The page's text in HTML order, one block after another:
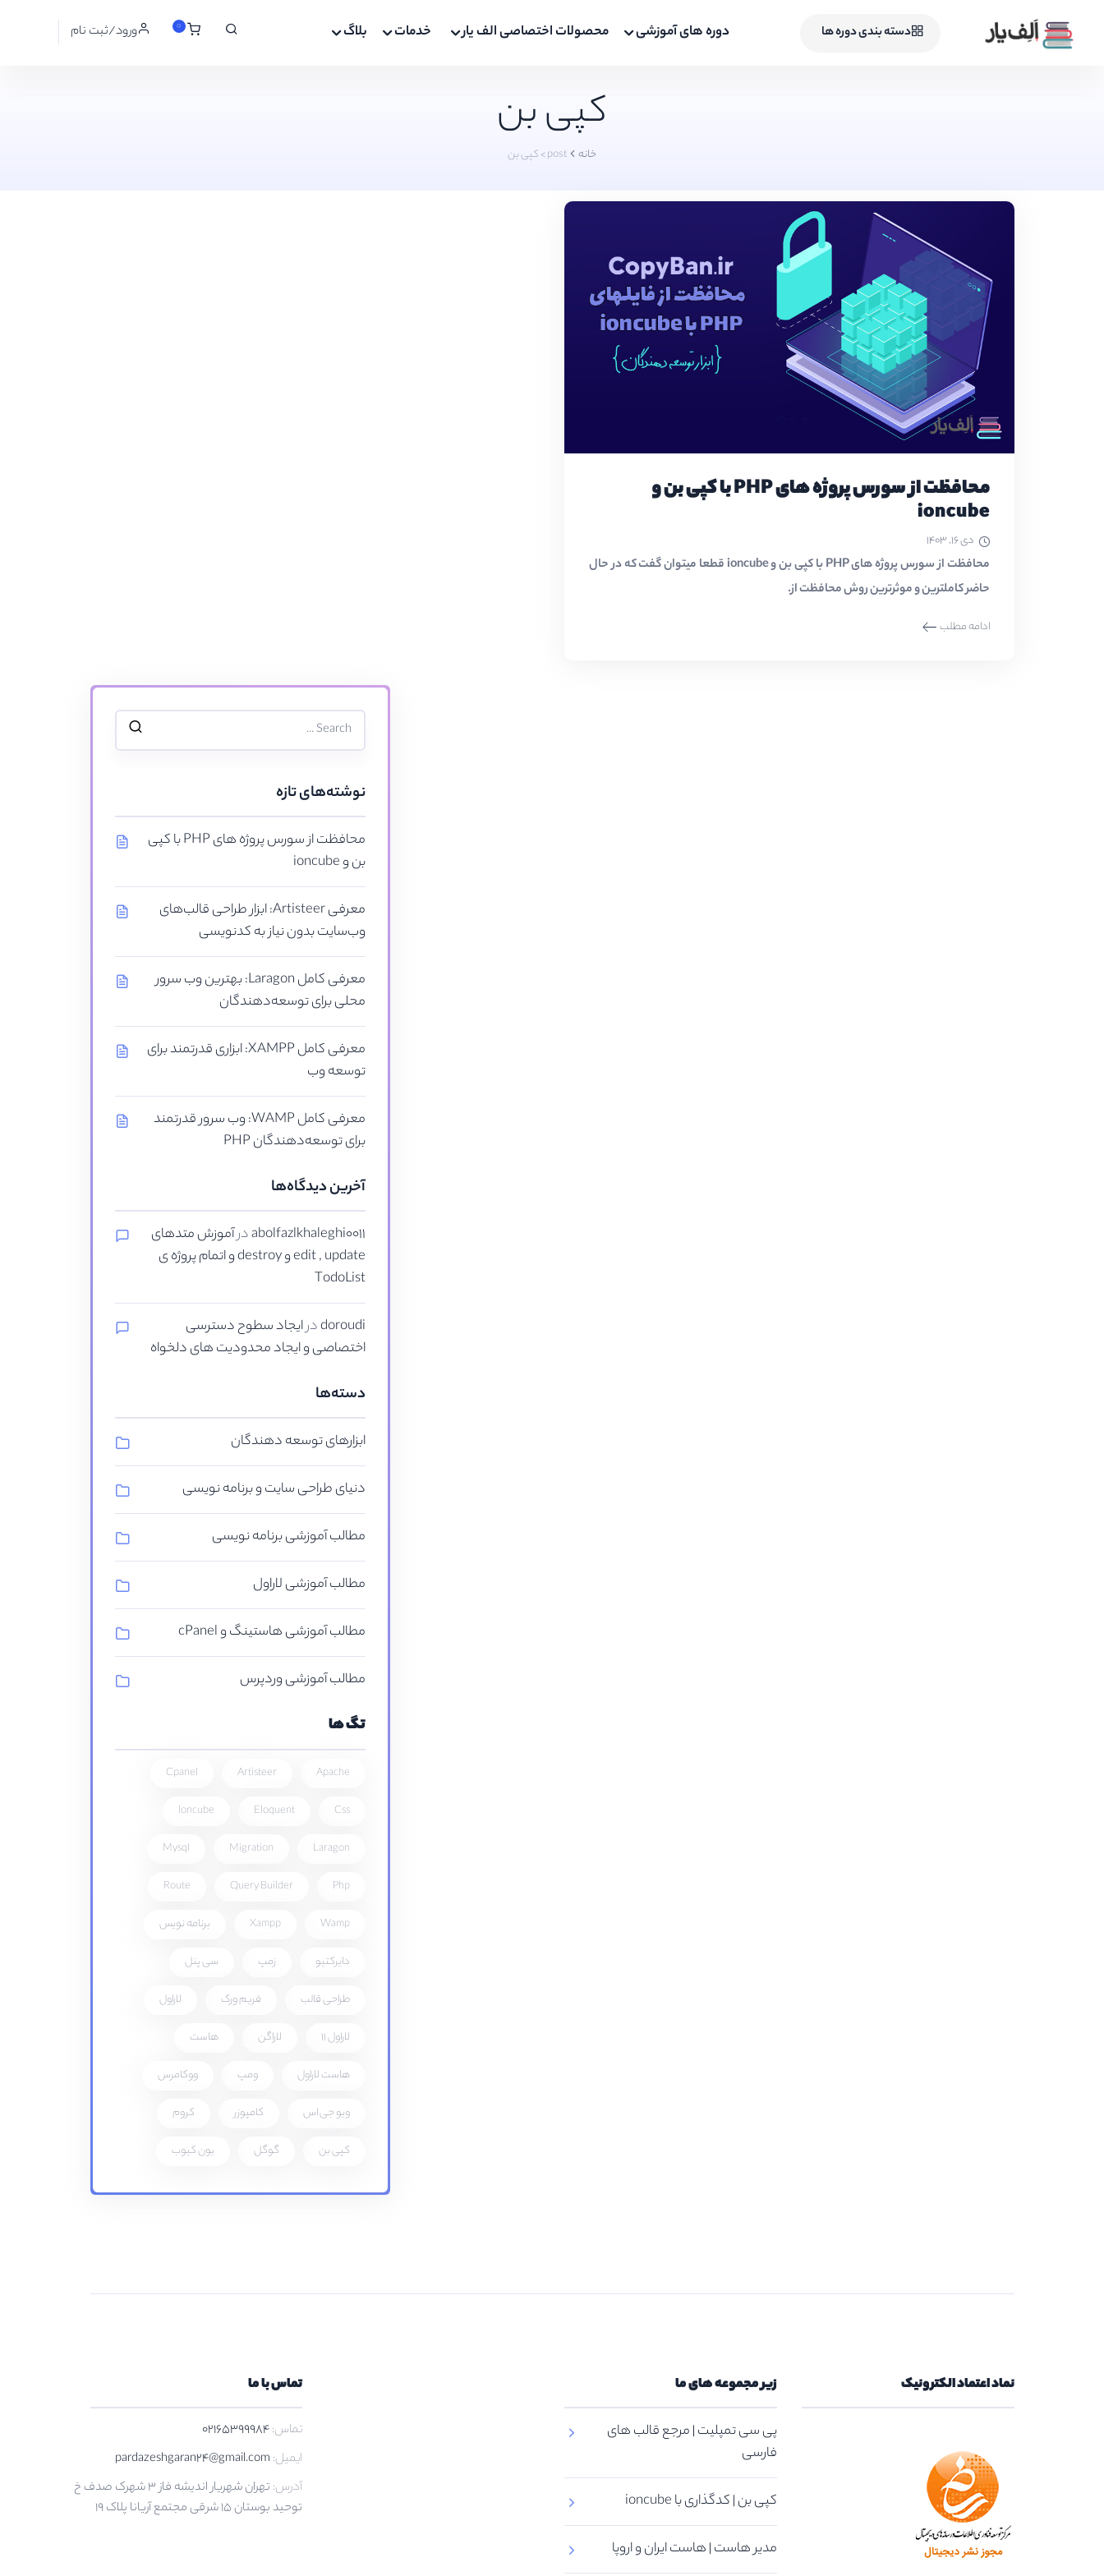
دسته بندی دوره ها دوره های آموزشی محصولات اختصاصی الف یار خدمات بلاگ 0 ورود/ثبت نام
کپی بن
خانه post > کپی بن
محافظت از سورس پروژه های PHP با کپی بن و
ioncube
دی ۱۶, ۱۴۰۳
محافظت از سورس پروژه های PHP با کپی بن و ioncube قطعا میتوان گفت که در حال
حاضر کاملترین و موثرترین روش محافظت از.
ادامه مطلب
نوشته‌های تازه
محافظت از سورس پروژه های PHP با کپی
بن و ioncube
معرفی Artisteer: ابزار طراحی قالب‌های
وب‌سایت بدون نیاز به کدنویسی
معرفی کامل Laragon: بهترین وب سرور
محلی برای توسعه‌دهندگان
معرفی کامل XAMPP: ابزاری قدرتمند برای
توسعه وب
معرفی کامل WAMP: وب سرور قدرتمند
برای توسعه‌دهندگان PHP
آخرین دیدگاه‌ها
abolfazlkhaleghi0011درآموزش متدهای
edit , update و destroy و اتمام پروژه ی
TodoList
doroudiدرایجاد سطوح دسترسی
اختصاصی و ایجاد محدودیت های دلخواه
دسته‌ها
ابزارهای توسعه دهندگان
دنیای طراحی سایت و برنامه نویسی
مطالب آموزشی برنامه نویسی
مطالب آموزشی لاراول
مطالب آموزشی هاستینگ و cPanel
مطالب آموزشی وردپرس
تگ ها
Apache
Artisteer
Cpanel
Css
Eloquent
Ioncube
Laragon
Migration
Mysql
Php
Query Builder
Route
Wamp
Xampp برنامه نویس
دایرکتیو زمپ سی پنل
طراحی قالب فریم ورک لاراول
لاراول 11 لاراگن هاست
هاست لاراول ومپ ووکامرس
ویو جی اس کامپوزر کروم
کپی بن گوگل یون کیوب
نماد اعتماد الکترونیک زیر مجموعه های ما
پی سی تمپلیت | مرجع قالب های
فارسی
کپی بن | کدگذاری با ioncube
مدیر هاست | هاست ایران و اروپا
تماس با ما
تماس:02165399984
ایمیل: pardazeshgaran24@gmail.com
آدرس:
تهران شهریار اندیشه فاز 3 شهرک صدف خ
توحید بوستان 15 شرقی مجتمع آریانا پلاک 19